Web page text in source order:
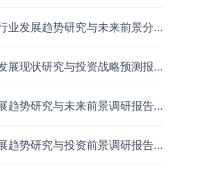
业发展趋势研究与未来前景分
展现状研究与投资战略预测报
趋势研究与未来前景调研报告
趋势研究与投资前景调研报告